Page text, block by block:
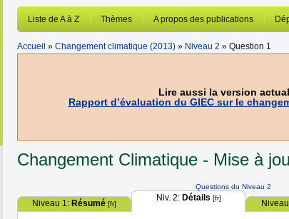
Liste de A à Z Thèmes A propos des publications
Accueil » Changement climatique (2013) » Niveau 2 » Question 1
Lire aussi la version
Rapport d’évaluation du GIEC sur le
Changement Climatique - Mise à
Questions du Niveau 2
Niveau 1: Résumé [fr]
Niv. 2: Détails [fr]